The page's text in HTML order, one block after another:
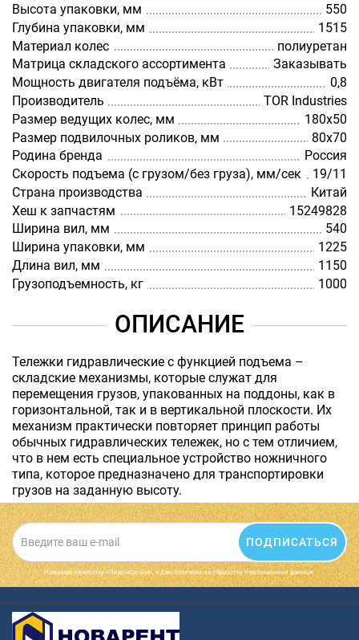
Высота упаковки, мм
550
Глубина упаковки, мм
1515
Материал колес
полиуретан
Матрица складского ассортимента
Заказывать
Мощность двигателя подъёма, кВт
0,8
Производитель
TOR Industries
Размер ведущих колес, мм
180х50
Размер подвилочных роликов, мм
80х70
Родина бренда
Россия
Скорость подъема (с грузом/без груза), мм/сек
19/11
Страна производства
Китай
Хеш к запчастям
15249828
Ширина вил, мм
540
Ширина упаковки, мм
1225
Длина вил, мм
1150
Грузоподъемность, кг
1000
ОПИСАНИЕ
Тележки гидравлические с функцией подъема –
складские механизмы, которые служат для
перемещения грузов, упакованных на поддоны, как в
горизонтальной, так и в вертикальной плоскости. Их
механизм практически повторяет принцип работы
обычных гидравлических тележек, но с тем отличием,
что в нем есть специальное устройство ножничного
типа, которое предназначено для транспортировки
грузов на заданную высоту.
ПОДПИСАТЬСЯ
Нажимая на кнопку «Подписаться», я даю cогласие на обработку персональных данных.